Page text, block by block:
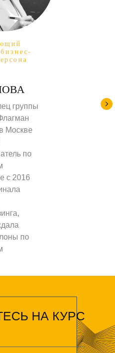
группы
Москве
по
с 2016
по
НА КУРС